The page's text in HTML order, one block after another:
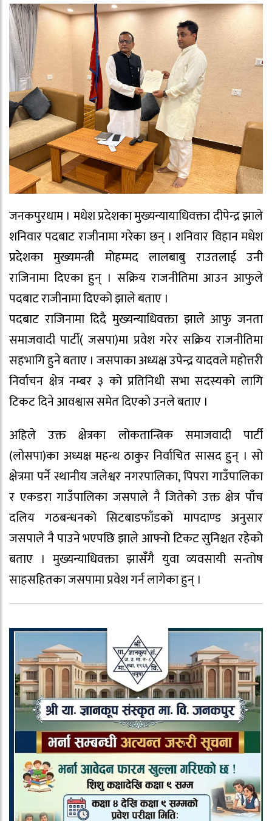
जनकपुरधाम । मधेश प्रदेशका मुख्यन्यायाधिवक्ता दीपेन्द्र झाले
शनिवार पदबाट राजीनामा गरेका छन् । शनिवार विहान मधेश
प्रदेशका मुख्यमन्त्री मोहम्मद लालबाबु राउतलाई उनी
राजिनामा दिएका हुन् । सक्रिय राजनीतिमा आउन आफुले
पदबाट राजीनामा दिएको झाले बताए ।
पदबाट राजिनामा दिदै मुख्यन्याधिवक्ता झाले आफु जनता
समाजवादी पार्टी( जसपा)मा प्रवेश गरेर सक्रिय राजनीतिमा
सहभागि हुने बताए । जसपाका अध्यक्ष उपेन्द्र यादवले महोत्तरी
निर्वाचन क्षेत्र नम्बर ३ को प्रतिनिधी सभा सदस्यको लागि
टिकट दिने आवश्वास समेत दिएको उनले बताए ।
अहिले उक्त क्षेत्रका लोकतान्त्रिक समाजवादी पार्टी
(लोसपा)का अध्यक्ष महन्थ ठाकुर निर्वाचित सासद हुन् । सो
क्षेत्रमा पर्ने स्थानीय जलेश्वर नगरपालिका, पिपरा गाउँपालिका
र एकडरा गाउँपालिका जसपाले नै जितेको उक्त क्षेत्र पाँच
दलिय गठबन्धनको सिटबाडफाँडको मापदाण्ड अनुसार
जसपाले नै पाउने भएपछि झाले आफ्नो टिकट सुनिश्चत रहेको
बताए । मुख्यन्याधिवक्ता झासँगै युवा व्यवसायी सन्तोष
साहसहितका जसपामा प्रवेश गर्न लागेका हुन् ।